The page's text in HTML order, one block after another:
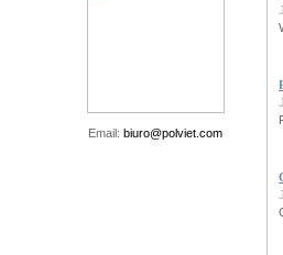
Email: biuro@polviet.com